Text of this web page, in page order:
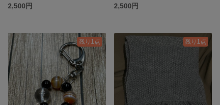
2,500円
2,500円
残り1点 残り1点